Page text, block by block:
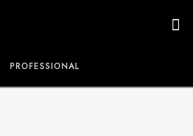
PROFESSIONAL